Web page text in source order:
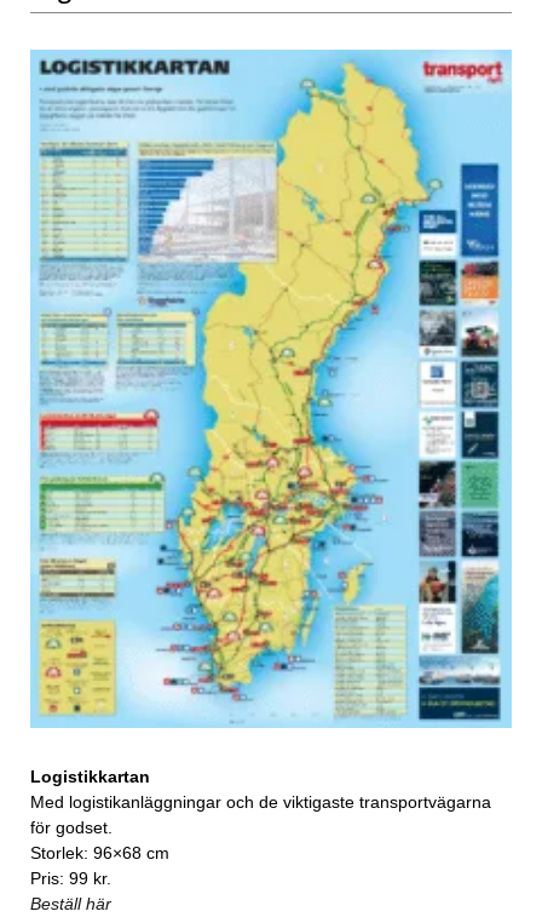
Logistikkartan
Med logistikanläggningar och de viktigaste transportvägarna
för godset.
Storlek: 96×68 cm
Pris: 99 kr.
Beställ här